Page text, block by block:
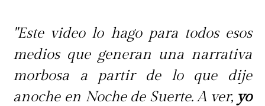
"Este video lo hago para todos esos
medios que generan una narrativa
morbosa a partir de lo que dije
anoche en Noche de Suerte. A ver, yo